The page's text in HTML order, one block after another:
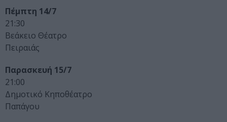
Πέμπτη 14/7
21:30
Βεάκειο Θέατρο
Πειραιάς
Παρασκευή 15/7
21:00
Δημοτικό Κηποθέατρο
Παπάγου